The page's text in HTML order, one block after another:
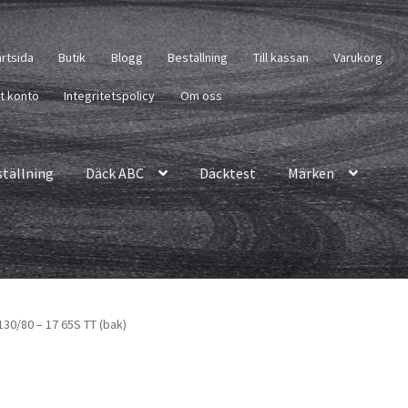
Butik Blogg Beställning Till kassan Varukorg
konto Integritetspolicy Om oss
Däck ABC Däcktest Märken
80 – 17 65S TT (bak)